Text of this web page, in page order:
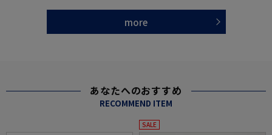
more
あなたへのおすすめ
RECOMMEND ITEM
SALE